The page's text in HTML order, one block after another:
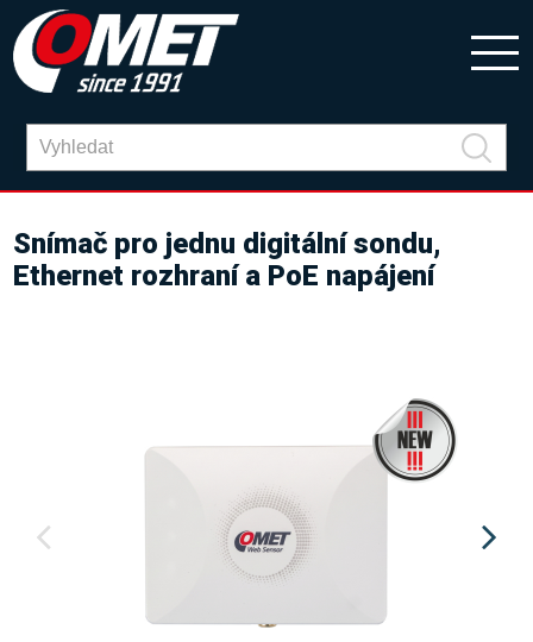
Snímač pro jednu digitální sondu,
Ethernet rozhraní a PoE napájení